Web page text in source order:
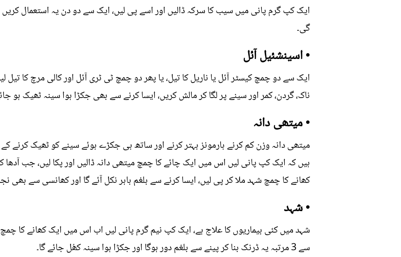
ایک کپ گرم پانی میں سیب کا سرکہ ڈالیں اور اسے پی لیں، ایک سے دو دن یہ استعمال
گی۔
• اسینشئیل آئل
ایک سے دو چمچ کیسٹر آئل یا ناریل کا تیل، یا پھر دو چمچ ٹی ٹری آئل اور کالی مرچ کا
ناک، گردن، کمر اور سینے پر لگا کر مالش کریں، ایسا کرنے سے بھی جکڑا ہوا سینہ ٹھیک ہو
• میتھی دانہ
میتھی دانہ وزن کم کرنے ہارمونز بہتر کرنے اور ساتھ ہی جکڑے ہوئے سینے کو ٹھیک کرنے کے
ہیں کہ ایک کپ پانی لیں اس میں ایک چائے کا چمچ میتھی دانہ ڈالیں اور پکا لیں، جب
کھانے کا چمچ شہد ملا کر پی لیں، ایسا کرنے سے بلغم باہر نکل آئے گا اور کھانسی سے بھی
• شہد
شہد میں کئی بیماریوں کا علاج ہے، ایک کپ نیم گرم پانی لیں اب اس میں ایک کھانے کا چمچ
سے 3 مرتبہ یہ ڈرنک بنا کر پینے سے بلغم دور ہوگا اور جکڑا ہوا سینہ کھُل جائے گا۔